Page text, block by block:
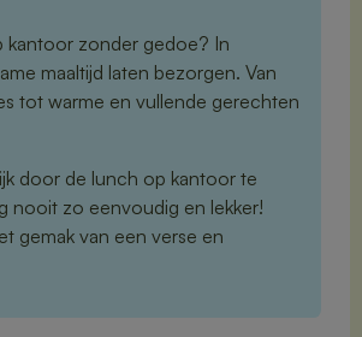
kantoor zonder gedoe? In
maaltijd laten bezorgen. Van
tot warme en vullende gerechten
door de lunch op kantoor te
nooit zo eenvoudig en lekker!
gemak van een verse en